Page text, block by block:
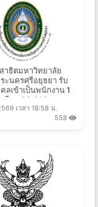
าธิตมหาวิทยาลัย
ะนครศรีอยุธยา รับ
ลเข้าเป็นพนักงาน 1
เดือน 28,000 บาท
- 13 ส.ค. 2569
เวลา 18:58 น.
558